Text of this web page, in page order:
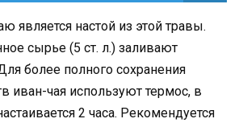
является настой из этой травы.
сырье (5 ст. л.) заливают
более полного сохранения
иван-чая используют термос, в
2 часа. Рекомендуется